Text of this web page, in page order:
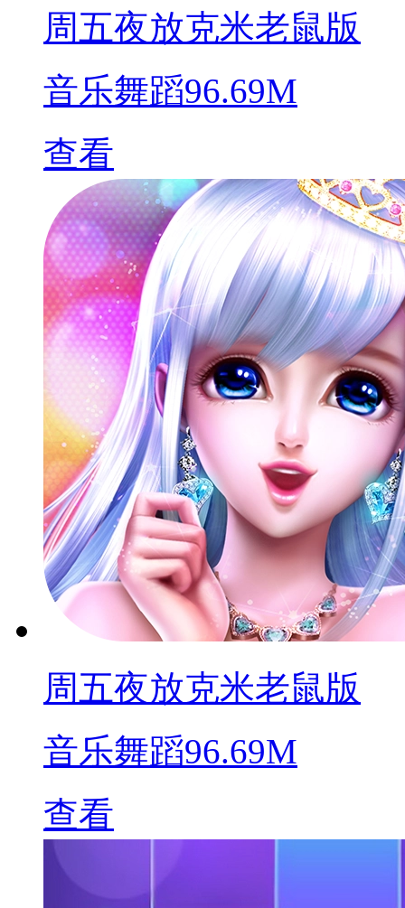
周五夜放克米老鼠版
音乐舞蹈96.69M
查看
周五夜放克米老鼠版
音乐舞蹈96.69M
查看